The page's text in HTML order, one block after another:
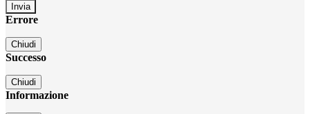
Errore
Chiudi
Successo
Chiudi
Informazione